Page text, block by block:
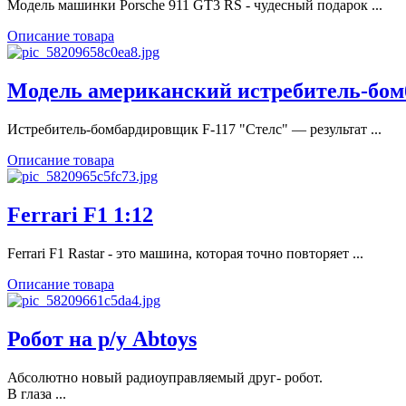
Модель машинки Porsche 911 GT3 RS - чудесный подарок ...
Описание товара
Модель американский истребитель-
Истребитель-бомбардировщик F-117 "Стелс" — результат ...
Описание товара
Ferrari F1 1:12
Ferrari F1 Rastar - это машина, которая точно повторяет ...
Описание товара
Робот на р/у Abtoys
Абсолютно новый радиоуправляемый друг- робот.
В глаза ...